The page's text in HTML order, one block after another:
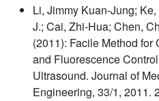
Li, Jimmy Kuan-Jung;
J.; Cai, Zhi-Hua; Chen,
(2011): Facile Method
and Fluorescence
Ultrasound. Journal of
Engineering, 33/1, 2011.